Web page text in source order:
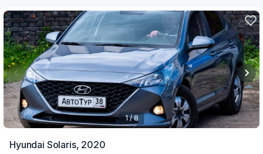
1 / 8
Hyundai Solaris, 2020